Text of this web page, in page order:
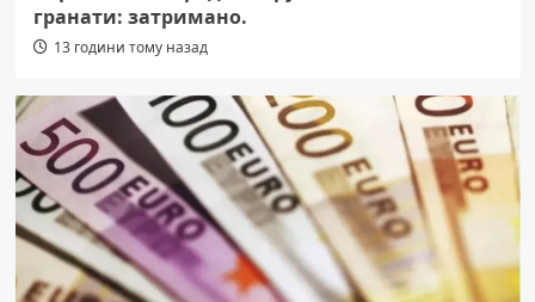
гранати: затримано.
13 години тому назад